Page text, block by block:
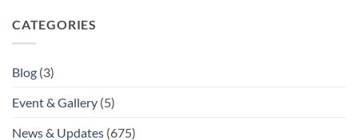
CATEGORIES
Blog (3)
Event & Gallery (5)
News & Updates (675)